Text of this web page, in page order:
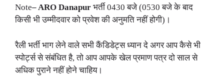
Note– ARO Danapur भर्ती 0430 बजे (0530 बजे के बाद
किसी भी उम्मीदवार को प्रवेश की अनुमति नहीं होगी)।
रैली भर्ती भाग लेने वाले सभी कैंडिडेट्स ध्यान दे अगर आप कैसे भी
स्पोर्ट्स से संबंधित है, तो आप आपके खेल प्रमाण पत्र दो साल से
अधिक पुराने नहीं होने चाहिय।